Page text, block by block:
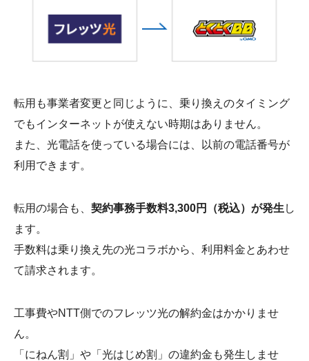
転用も事業者変更と同じように、乗り換えのタイミング
でもインターネットが使えない時期はありません。
また、光電話を使っている場合には、以前の電話番号が
利用できます。
転用の場合も、 契約事務手数料3,300円（税込）が発生 し
ます。
手数料は乗り換え先の光コラボから、利用料金とあわせ
て請求されます。
工事費やNTT側でのフレッツ光の解約金はかかりませ
ん。
「にねん割」や「光はじめ割」の違約金も発生しませ